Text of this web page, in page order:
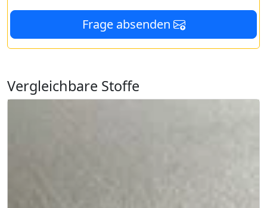
Frage absenden
Vergleichbare Stoffe